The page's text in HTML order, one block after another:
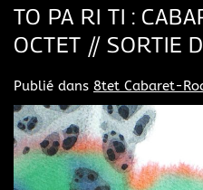
TO PA RI TI :
OCTET // SORTIE
Publié dans 8tet Cabaret-